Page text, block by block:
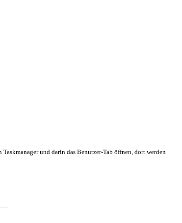
und darin das Benutzer-Tab öffnen, dort werden